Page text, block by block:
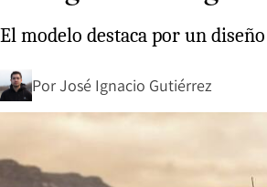
El modelo destaca por un
PorJosé Ignacio Gutiérrez